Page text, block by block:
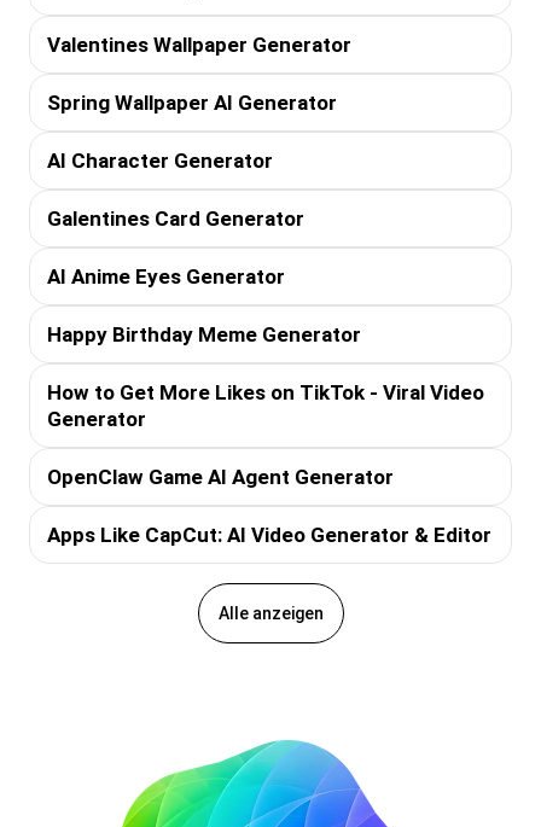
Valentines Wallpaper Generator
Spring Wallpaper AI Generator
AI Character Generator
Galentines Card Generator
AI Anime Eyes Generator
Happy Birthday Meme Generator
How to Get More Likes on TikTok - Viral Video
Generator
OpenClaw Game AI Agent Generator
Apps Like CapCut: AI Video Generator & Editor
Alle anzeigen